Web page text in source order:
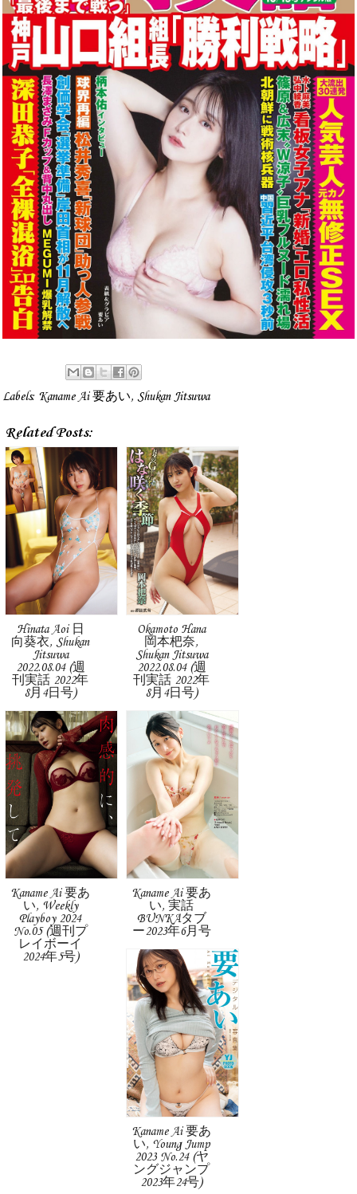
Labels: Kaname Ai 要あい, Shukan Jitsuwa
Related Posts:
Hinata Aoi 日
向葵衣, Shukan
Jitsuwa
2022.08.04 (週
刊実話 2022年
8月4日号)
Okamoto Hana
岡本杷奈,
Shukan Jitsuwa
2022.08.04 (週
刊実話 2022年
8月4日号)
Kaname Ai 要あ
い, Weekly
Playboy 2024
No.05 (週刊プ
レイボーイ
2024年5号)
Kaname Ai 要あ
い, 実話
BUNKAタブ
ー2023年6月号
Kaname Ai 要あ
い, Young Jump
2023 No.24 (ヤ
ングジャンプ
2023年24号)